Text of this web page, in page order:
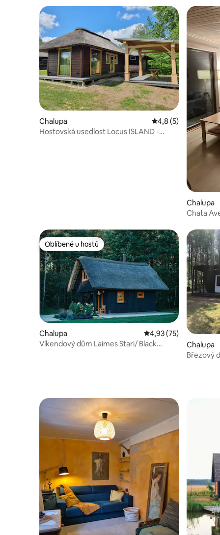
Chalupa Průměrné
4,8 (5)
Hostovská usedlost Locus ISLAND -
Chalupa
Chata
Oblíbené u hostů
Oblíbené u hostů
Chalupa Průměrné hodnocení
4,93 (75)
Víkendový dům Laimes Stari/ Black
Chalupa
Březový